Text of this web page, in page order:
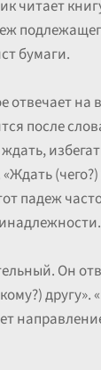
читает
бумаги.
отвечает на
после
падеж
Он